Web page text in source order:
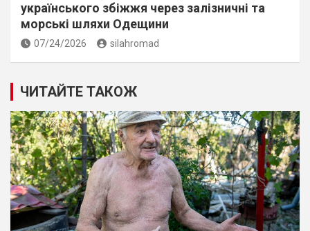
українського збіжжя через залізничні та
морські шляхи Одещини
07/24/2026 silahromad
ЧИТАЙТЕ ТАКОЖ